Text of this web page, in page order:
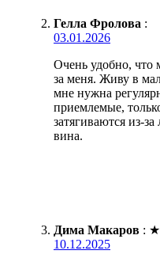
Гелла Фролова :
03.01.2026
Очень удобно, что
за меня. Живу в
мне нужна
приемлемые,
затягиваются из-
вина.
Дима Макаров : ★
10.12.2025